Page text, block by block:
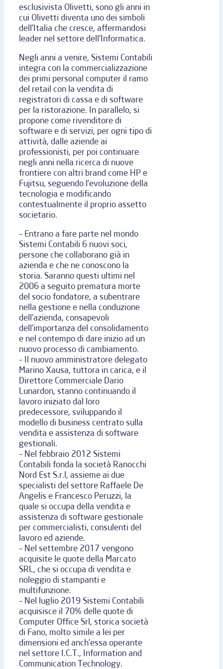
esclusivista Olivetti, sono gli anni in
cui Olivetti diventa uno dei simboli
dell’Italia che cresce, affermandosi
leader nel settore dell’Informatica.
Negli anni a venire, Sistemi Contabili
integra con la commercializzazione
dei primi personal computer il ramo
del retail con la vendita di
registratori di cassa e di software
per la ristorazione. In parallelo, si
propone come rivenditore di
software e di servizi, per ogni tipo di
attività, dalle aziende ai
professionisti, per poi continuare
negli anni nella ricerca di nuove
frontiere con altri brand come HP e
Fujitsu, seguendo l’evoluzione della
tecnologia e modificando
contestualmente il proprio assetto
societario.
– Entrano a fare parte nel mondo
Sistemi Contabili 6 nuovi soci,
persone che collaborano già in
azienda e che ne conoscono la
storia. Saranno questi ultimi nel
2006 a seguito prematura morte
del socio fondatore, a subentrare
nella gestione e nella conduzione
dell’azienda, consapevoli
dell’importanza del consolidamento
e nel contempo di dare inizio ad un
nuovo processo di cambiamento.
– Il nuovo amministratore delegato
Marino Xausa, tuttora in carica, e il
Direttore Commerciale Dario
Lunardon, stanno continuando il
lavoro iniziato dal loro
predecessore, sviluppando il
modello di business centrato sulla
vendita e assistenza di software
gestionali.
– Nel febbraio 2012 Sistemi
Contabili fonda la società Ranocchi
Nord Est S.r.l, assieme ai due
specialisti del settore Raffaele De
Angelis e Francesco Peruzzi, la
quale si occupa della vendita e
assistenza di software gestionale
per commercialisti, consulenti del
lavoro ed aziende.
– Nel settembre 2017 vengono
acquisite le quote della Marcato
SRL, che si occupa di vendita e
noleggio di stampanti e
multifunzione.
– Nel luglio 2019 Sistemi Contabili
acquisisce il 70% delle quote di
Computer Office Srl, storica società
di Fano, molto simile a lei per
dimensioni ed anch’essa operante
nel settore I.C.T., Information and
Communication Technology.